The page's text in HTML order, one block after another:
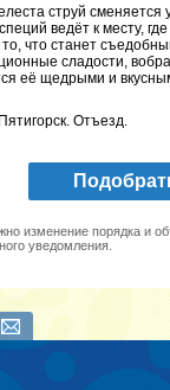
струй сменяется
ведёт к месту,
что станет
сладости,
её щедрыми и
Отъезд.
изменение порядка и
уведомления.